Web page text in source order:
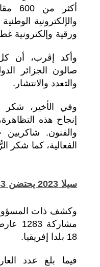
ورقية وإلكترونية غطت
وأكد إڤرب، أن
صالون الجزائر
والتعدد والانتشار.
وفي الأخير،
إنجاح هذه
والفنون. شاكريين
الفعالية، كما شكر
سيلا 2023 يحتضن 1283 عارضا يمثلون 60 بلدا
وكشف ذات
18 بلدا إفريقيا.
فيما بلغ عدد